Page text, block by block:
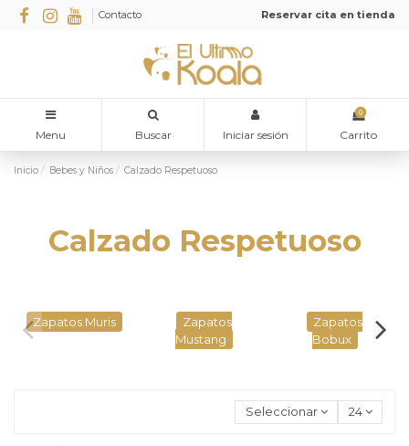
Contacto Reservar cita en tienda
Menu Buscar Iniciar sesión
0
Carrito
Inicio Bebes y Niños Calzado Respetuoso
Calzado Respetuoso
Zapatos Muris
Zapatos
Mustang
Zapatos
Bobux
Seleccionar 24